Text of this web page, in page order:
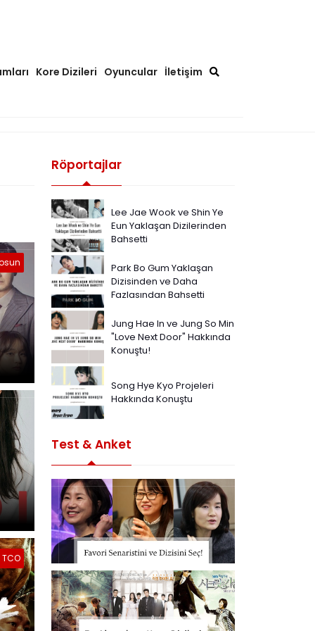
Kore Dizileri Oyuncular İletişim
TCO
Röportajlar
Lee Jae Wook ve Shin Ye
Eun Yaklaşan Dizilerinden
Bahsetti
Park Bo Gum Yaklaşan
Dizisinden ve Daha
Fazlasından Bahsetti
Jung Hae In ve Jung So Min
"Love Next Door" Hakkında
Konuştu!
Song Hye Kyo Projeleri
Hakkında Konuştu
Test & Anket